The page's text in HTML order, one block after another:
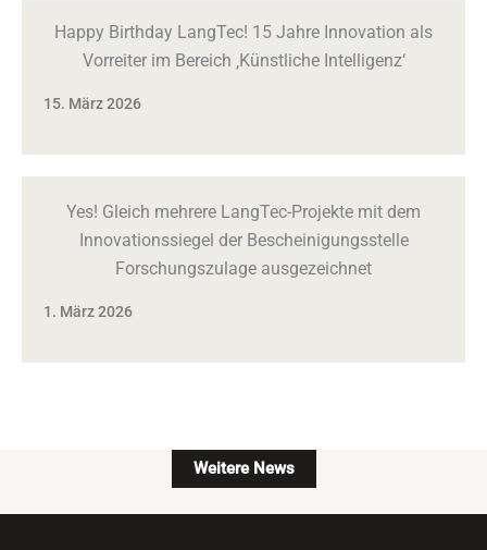
Happy Birthday LangTec! 15 Jahre Innovation als
Vorreiter im Bereich ‚Künstliche Intelligenz‘
15. März 2026
Yes! Gleich mehrere LangTec-Projekte mit dem
Innovationssiegel der Bescheinigungsstelle
Forschungszulage ausgezeichnet
1. März 2026
Weitere News